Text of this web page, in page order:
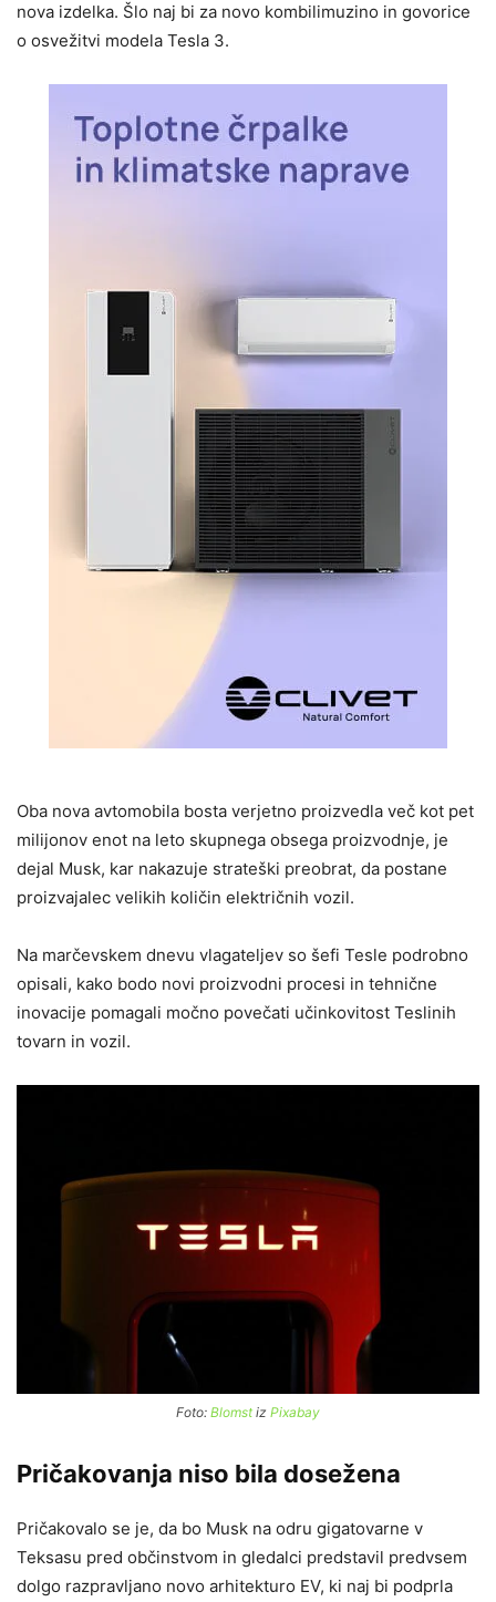
nova izdelka. Šlo naj bi za novo kombilimuzino in govorice
o osvežitvi modela Tesla 3.
Oba nova avtomobila bosta verjetno proizvedla več kot pet
milijonov enot na leto skupnega obsega proizvodnje, je
dejal Musk, kar nakazuje strateški preobrat, da postane
proizvajalec velikih količin električnih vozil.
Na marčevskem dnevu vlagateljev so šefi Tesle podrobno
opisali, kako bodo novi proizvodni procesi in tehnične
inovacije pomagali močno povečati učinkovitost Teslinih
tovarn in vozil.
Foto: Blomstiz Pixabay
Pričakovanja niso bila dosežena
Pričakovalo se je, da bo Musk na odru gigatovarne v
Teksasu pred občinstvom in gledalci predstavil predvsem
dolgo razpravljano novo arhitekturo EV, ki naj bi podprla